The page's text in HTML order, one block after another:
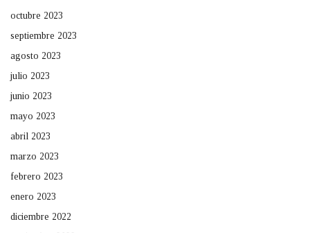
octubre 2023
septiembre 2023
agosto 2023
julio 2023
junio 2023
mayo 2023
abril 2023
marzo 2023
febrero 2023
enero 2023
diciembre 2022